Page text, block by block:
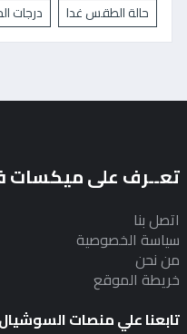
حالة الطقس غدا
درجات
تعــرف على ميكسات
اتصل بنا
سياسة الخصوصية
من نحن
خريطة الموقع
تابعنا علي منصات